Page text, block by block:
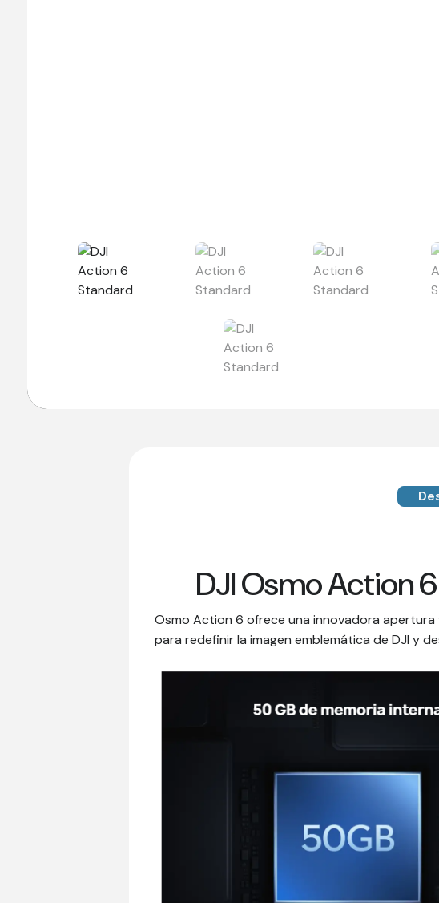
DJI Osmo Action
Osmo Action 6 ofrece una innovadora apertura
para redefinir la imagen emblemática de DJI y